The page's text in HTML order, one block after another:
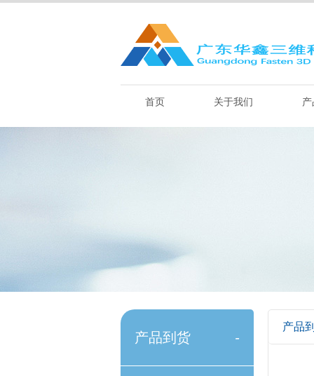
首页 关于我们
产品到货 -
产品